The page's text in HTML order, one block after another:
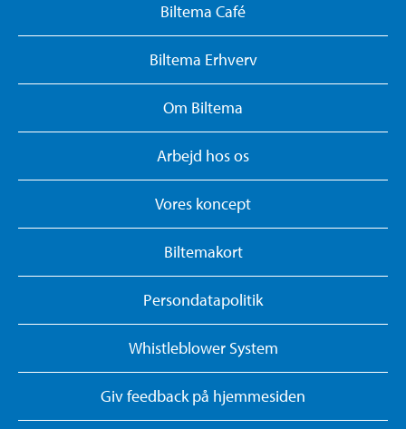
Biltema Café
Biltema Erhverv
Om Biltema
Arbejd hos os
Vores koncept
Biltemakort
Persondatapolitik
Whistleblower System
Giv feedback på hjemmesiden